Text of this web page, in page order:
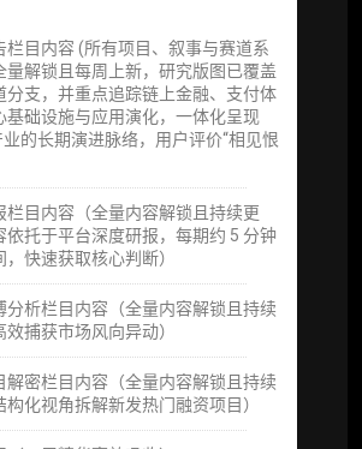
栏目内容 (所有项目、叙事与赛道系
量解锁且每周上新，研究版图已覆盖
分支，并重点追踪链上金融、支付体
基础设施与应用演化，一体化呈现
的长期演进脉络，用户评价“相见恨
栏目内容（全量内容解锁且持续更
依托于平台深度研报，每期约 5 分钟
，快速获取核心判断）
分析栏目内容（全量内容解锁且持续
效捕获市场风向异动）
解密栏目内容（全量内容解锁且持续
构化视角拆解新发热门融资项目）
对 1 沟通（1 小时，话题需审核）
属答疑服务（3 次提问，话题需审
师答疑精华汇总栏目（精选高价值沉
社群（与业内高管、机构、基金等共
告 PDF 版（18 次/年）
品 CSV 下载(可根据请求“全量”提
年)
栏目内容 (所有项目、叙事与赛道系